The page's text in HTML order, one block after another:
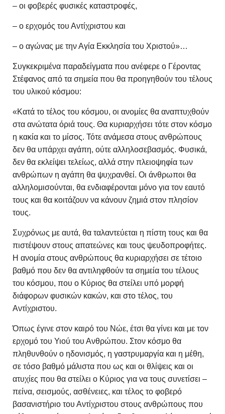
– οι φοβερές φυσικές καταστροφές,
– ο ερχομός του Αντίχριστου και
– ο αγώνας με την Αγία Εκκλησία του Χριστού»…
Συγκεκριμένα παραδείγματα που ανέφερε ο Γέροντας
Στέφανος από τα σημεία που θα προηγηθούν του τέλους
του υλικού κόσμου:
«Κατά το τέλος του κόσμου, οι ανομίες θα αναπτυχθούν
στα ανώτατα όριά τους. Θα κυριαρχήσει τότε στον κόσμο
η κακία και το μίσος. Τότε ανάμεσα στους ανθρώπους
δεν θα υπάρχει αγάπη, ούτε αλληλοσεβασμός. Φυσικά,
δεν θα εκλείψει τελείως, αλλά στην πλειοψηφία των
ανθρώπων η αγάπη θα ψυχρανθεί. Οι άνθρωποι θα
αλληλομισούνται, θα ενδιαφέρονται μόνο για τον εαυτό
τους και θα κοιτάζουν να κάνουν ζημιά στον πλησίον
τους.
Συχρόνως με αυτά, θα ταλαντεύεται η πίστη τους και θα
πιστέψουν στους απατεώνες και τους ψευδοπροφήτες.
Η ανομία στους ανθρώπους θα κυριαρχήσει σε τέτοιο
βαθμό που δεν θα αντιληφθούν τα σημεία του τέλους
του κόσμου, που ο Κύριος θα στείλει υπό μορφή
διάφορων φυσικών κακών, και στο τέλος, του
Αντίχριστου.
Όπως έγινε στον καιρό του Νώε, έτσι θα γίνει και με τον
ερχομό του Υιού του Ανθρώπου. Στον κόσμο θα
πληθυνθούν ο ηδονισμός, η γαστρυμαργία και η μέθη,
σε τόσο βαθμό μάλιστα που ως και οι θλίψεις και οι
ατυχίες που θα στείλει ο Κύριος για να τους συνετίσει –
πείνα, σεισμούς, ασθένειες, και τέλος το φοβερό
βασανιστήριο του Αντίχριστου στους ανθρώπους που